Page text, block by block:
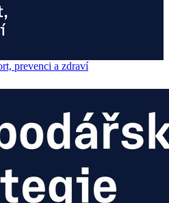
prevenci a zdraví